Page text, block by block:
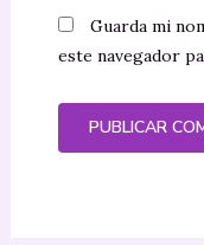
Guarda mi
este navegador